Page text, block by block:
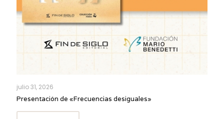
julio 31, 2026
Presentación de «Frecuencias desiguales»